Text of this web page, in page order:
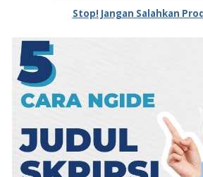
Stop! Jangan Salahkan